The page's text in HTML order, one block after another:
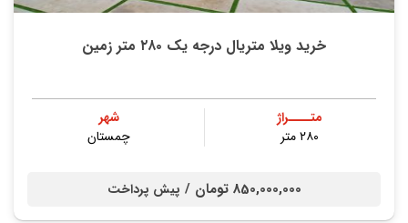
خرید ویلا متریال درجه یک ۲۸۰ متر زمین
متــــراژ
۲۸۰ متر
شهر
چمستان
850,000,000 تومان / پیش پرداخت